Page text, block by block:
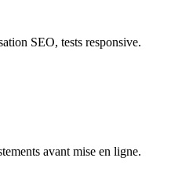
SEO, tests responsive.
avant mise en ligne.